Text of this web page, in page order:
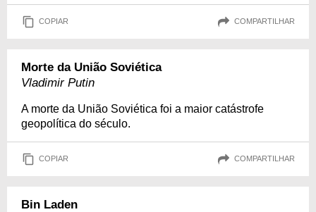
COPIAR COMPARTILHAR
Morte da União Soviética
Vladimir Putin
A morte da União Soviética foi a maior catástrofe
geopolítica do século.
COPIAR COMPARTILHAR
Bin Laden